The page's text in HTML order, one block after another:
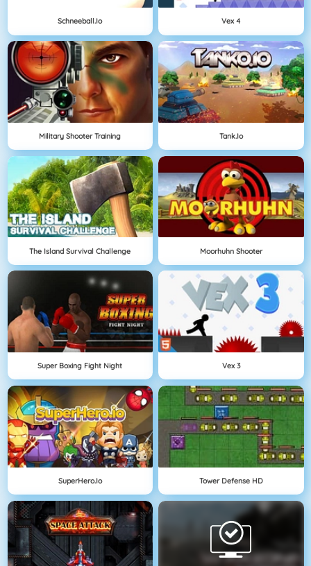
Schneeball.io Vex 4
Military Shooter Training Tank.io
The Island Survival Challenge Moorhuhn Shooter
Super Boxing Fight Night Vex 3
SuperHero.io Tower Defense HD